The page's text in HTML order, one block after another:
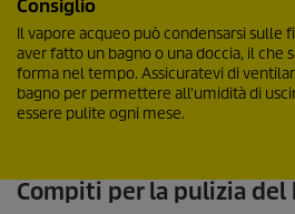
Consiglio
Il vapore acqueo può condensarsi sulle
aver fatto un bagno o una doccia, il che
forma nel tempo. Assicuratevi di
bagno per permettere all'umidità di
essere pulite ogni mese.
Compiti per la pulizia del